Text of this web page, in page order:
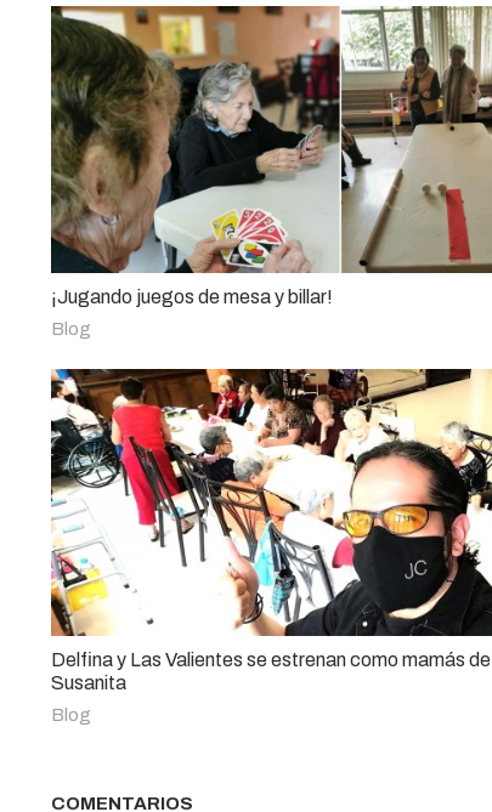
¡Jugando juegos de mesa y billar!
Blog
Delfina y Las Valientes se estrenan como mamás de
Susanita
Blog
COMENTARIOS